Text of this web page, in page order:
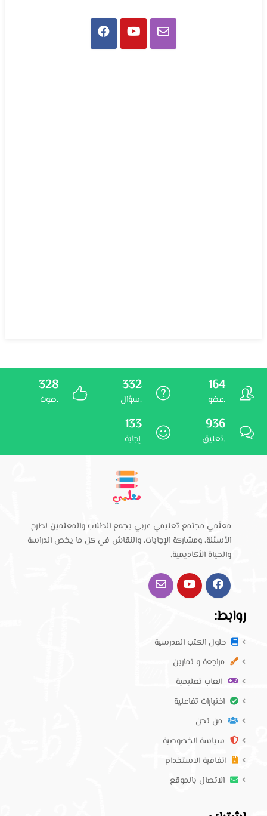
164
عضو.
332
سؤال.
328
صوت.
936
تعليق.
133
إجابة.
معلّمي مجتمع تعليمي عربي يجمع الطلاب والمعلمين لطرح
الأسئلة، ومشاركة الإجابات، والنقاش في كل ما يخص الدراسة
والحياة الأكاديمية.
روابط:
حلول الكتب المدرسية
مراجعة و تمارين
العاب تعليمية
اختبارات تفاعلية
من نحن
سياسة الخصوصية
اتفاقية الاستخدام
الاتصال بالموقع